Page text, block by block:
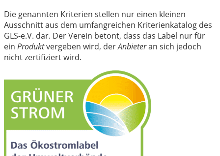
Die genannten Kriterien stellen nur einen kleinen
Ausschnitt aus dem umfangreichen Kriterienkatalog des
GLS-e.V. dar. Der Verein betont, dass das Label nur für
ein Produktvergeben wird, derAnbieteran sich jedoch
nicht zertifiziert wird.